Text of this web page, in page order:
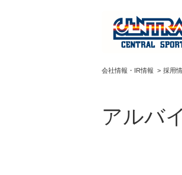
会社情報・IR情報 > 採用
アルバ